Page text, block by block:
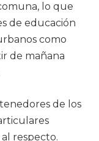
lo que
de educación
como
de mañana
de los
respecto.